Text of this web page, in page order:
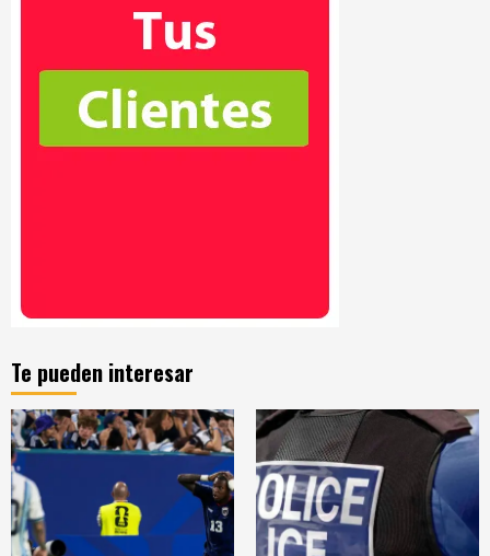
Te pueden interesar